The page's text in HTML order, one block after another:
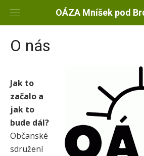
OÁZA Mníšek pod
O nás
Jak to
začalo a
jak to
bude dál?
Občanské
sdružení